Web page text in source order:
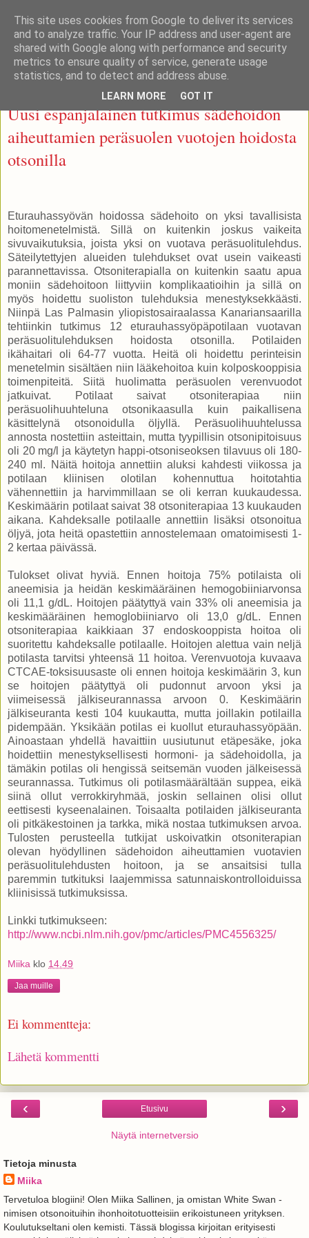
Otsonoidut ihonhoitotuotteet
perjantai 16. lokakuuta 2015
Uusi espanjalainen tutkimus sädehoidon
aiheuttamien peräsuolen vuotojen hoidosta
otsonilla
Eturauhassyövän hoidossa sädehoito on yksi tavallisista
hoitomenetelmistä. Sillä on kuitenkin joskus vaikeita
sivuvaikutuksia, joista yksi on vuotava peräsuolitulehdus.
Säteilytettyjen alueiden tulehdukset ovat usein vaikeasti
parannettavissa. Otsoniterapialla on kuitenkin saatu apua
moniin sädehoitoon liittyviin komplikaatioihin ja sillä on
myös hoidettu suoliston tulehduksia menestyksekkäästi.
Niinpä Las Palmasin yliopistosairaalassa Kanariansaarilla
tehtiinkin tutkimus 12 eturauhassyöpäpotilaan vuotavan
peräsuolitulehduksen hoidosta otsonilla. Potilaiden
ikähaitari oli 64-77 vuotta. Heitä oli hoidettu perinteisin
menetelmin sisältäen niin lääkehoitoa kuin kolposkooppisia
toimenpiteitä. Siitä huolimatta peräsuolen verenvuodot
jatkuivat. Potilaat saivat otsoniterapiaa niin
peräsuolihuuhteluna otsonikaasulla kuin paikallisena
käsittelynä otsonoidulla öljyllä. Peräsuolihuuhtelussa
annosta nostettiin asteittain, mutta tyypillisin otsonipitoisuus
oli 20 mg/l ja käytetyn happi-otsoniseoksen tilavuus oli 180-
240 ml. Näitä hoitoja annettiin aluksi kahdesti viikossa ja
potilaan kliinisen olotilan kohennuttua hoitotahtia
vähennettiin ja harvimmillaan se oli kerran kuukaudessa.
Keskimäärin potilaat saivat 38 otsoniterapiaa 13 kuukauden
aikana. Kahdeksalle potilaalle annettiin lisäksi otsonoitua
öljyä, jota heitä opastettiin annostelemaan omatoimisesti 1-
2 kertaa päivässä.
Tulokset olivat hyviä. Ennen hoitoja 75% potilaista oli
aneemisia ja heidän keskimääräinen hemogobiiniarvonsa
oli 11,1 g/dL. Hoitojen päätyttyä vain 33% oli aneemisia ja
keskimääräinen hemoglobiiniarvo oli 13,0 g/dL. Ennen
otsoniterapiaa kaikkiaan 37 endoskooppista hoitoa oli
suoritettu kahdeksalle potilaalle. Hoitojen alettua vain neljä
potilasta tarvitsi yhteensä 11 hoitoa. Verenvuotoja kuvaava
CTCAE-toksisuusaste oli ennen hoitoja keskimäärin 3, kun
se hoitojen päätyttyä oli pudonnut arvoon yksi ja
viimeisessä jälkiseurannassa arvoon 0. Keskimäärin
jälkiseuranta kesti 104 kuukautta, mutta joillakin potilailla
pidempään. Yksikään potilas ei kuollut eturauhassyöpään.
Ainoastaan yhdellä havaittiin uusiutunut etäpesäke, joka
hoidettiin menestyksellisesti hormoni- ja sädehoidolla, ja
tämäkin potilas oli hengissä seitsemän vuoden jälkeisessä
seurannassa. Tutkimus oli potilasmäärältään suppea, eikä
siinä ollut verrokkiryhmää, joskin sellainen olisi ollut
eettisesti kyseenalainen. Toisaalta potilaiden jälkiseuranta
oli pitkäkestoinen ja tarkka, mikä nostaa tutkimuksen arvoa.
Tulosten perusteella tutkijat uskoivatkin otsoniterapian
olevan hyödyllinen sädehoidon aiheuttamien vuotavien
peräsuolitulehdusten hoitoon, ja se ansaitsisi tulla
paremmin tutkituksi laajemmissa satunnaiskontrolloiduissa
kliinisissä tutkimuksissa.
Linkki tutkimukseen:
http://www.ncbi.nlm.nih.gov/pmc/articles/PMC4556325/
Miika klo 14.49
Jaa muille
Ei kommentteja:
Lähetä kommentti
‹ ›
Etusivu
Näytä internetversio
Tietoja minusta
Miika
Tervetuloa blogiini! Olen Miika Sallinen, ja omistan White Swan -
nimisen otsonoituihin ihonhoitotuotteisiin erikoistuneen yrityksen.
Koulutukseltani olen kemisti. Tässä blogissa kirjoitan erityisesti
This site uses cookies from Google to deliver its services
and to analyze traffic. Your IP address and user-agent are
shared with Google along with performance and security
metrics to ensure quality of service, generate usage
statistics, and to detect and address abuse.
LEARN MORE GOT IT